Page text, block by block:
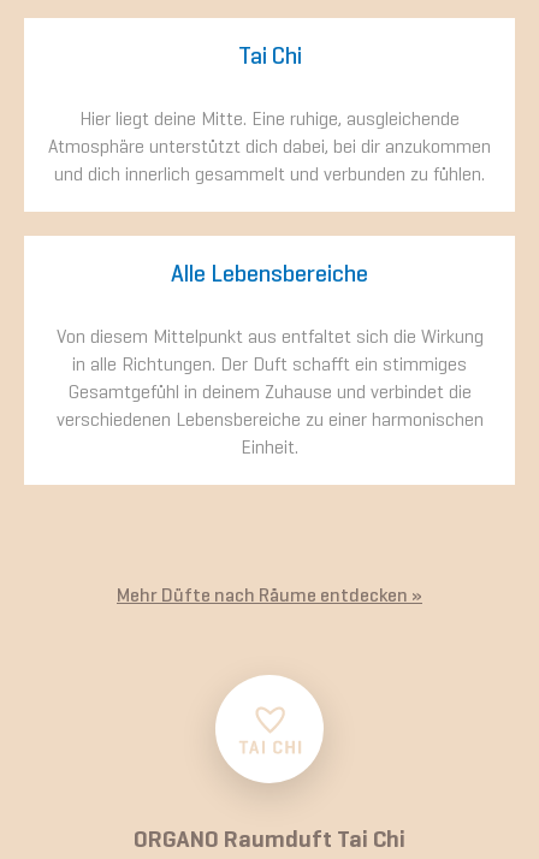
Tai Chi
Hier liegt deine Mitte. Eine ruhige, ausgleichende
Atmosphäre unterstützt dich dabei, bei dir anzukommen
und dich innerlich gesammelt und verbunden zu fühlen.
Alle Lebensbereiche
Von diesem Mittelpunkt aus entfaltet sich die Wirkung
in alle Richtungen. Der Duft schafft ein stimmiges
Gesamtgefühl in deinem Zuhause und verbindet die
verschiedenen Lebensbereiche zu einer harmonischen
Einheit.
Mehr Düfte nach Räume entdecken »
ORGANO Raumduft Tai Chi